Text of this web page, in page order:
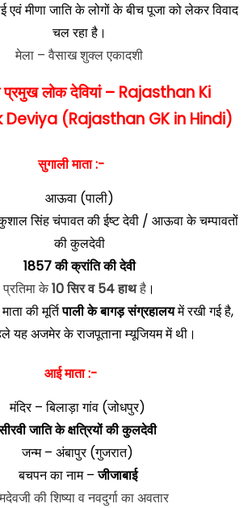
एवं मीणा जाति के लोगों के बीच पूजा को लेकर विवाद
चल रहा है।
मेला – वैसाख शुक्ल एकादशी
लोक देवियां– Rajasthan Ki
Deviya (Rajasthan GK in Hindi)
सुगाली माता :-
आऊवा (पाली)
सिंह चंपावत की ईष्ट देवी / आऊवा के चम्पावतों
की कुलदेवी
1857 की क्रांति की देवी
प्रतिमा के10 सिर व 54 हाथहै ।
की मूर्तिपाली के बागड़ संग्रहालयमें रखी गई है,
यह अजमेर के राजपूताना म्यूजियम में थी।
आई माता :-
मंदिर – बिलाड़ा गांव (जोधपुर)
जाति के क्षत्रियों की कुलदेवी
जन्म – अंबापुर (गुजरात)
बचपन का नाम –जीजाबाई
की शिष्या व नवदुर्गा का अवतार